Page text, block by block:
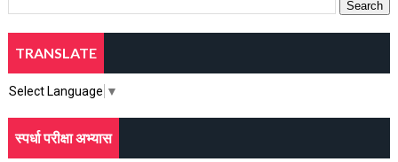
TRANSLATE
Select Language ▼
स्पर्धा परीक्षा अभ्यास